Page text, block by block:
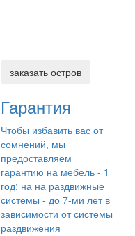
заказать остров
Гарантия
Чтобы избавить вас от
сомнений, мы
предоставляем
гарантию на мебель - 1
год; на на раздвижные
системы - до 7-ми лет в
зависимости от системы
раздвижения